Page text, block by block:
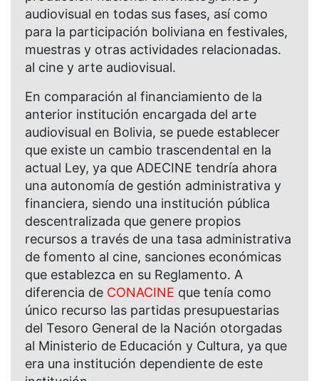
audiovisual en todas sus fases, así como
para la participación boliviana en festivales,
muestras y otras actividades relacionadas.
al cine y arte audiovisual.
En comparación al financiamiento de la
anterior institución encargada del arte
audiovisual en Bolivia, se puede establecer
que existe un cambio trascendental en la
actual Ley, ya que ADECINE tendría ahora
una autonomía de gestión administrativa y
financiera, siendo una institución pública
descentralizada que genere propios
recursos a través de una tasa administrativa
de fomento al cine, sanciones económicas
que establezca en su Reglamento. A
diferencia de CONACINE que tenía como
único recurso las partidas presupuestarias
del Tesoro General de la Nación otorgadas
al Ministerio de Educación y Cultura, ya que
era una institución dependiente de este